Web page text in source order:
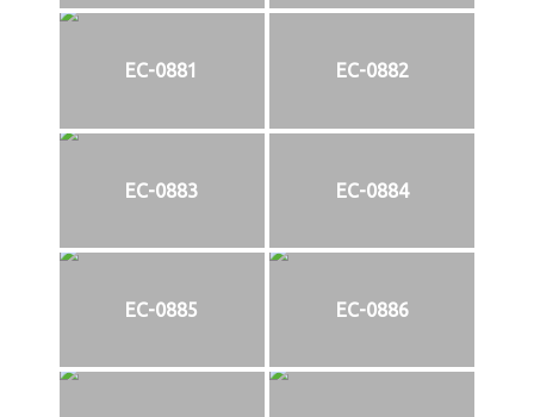
EC-0881 EC-0882
EC-0883 EC-0884
EC-0885 EC-0886